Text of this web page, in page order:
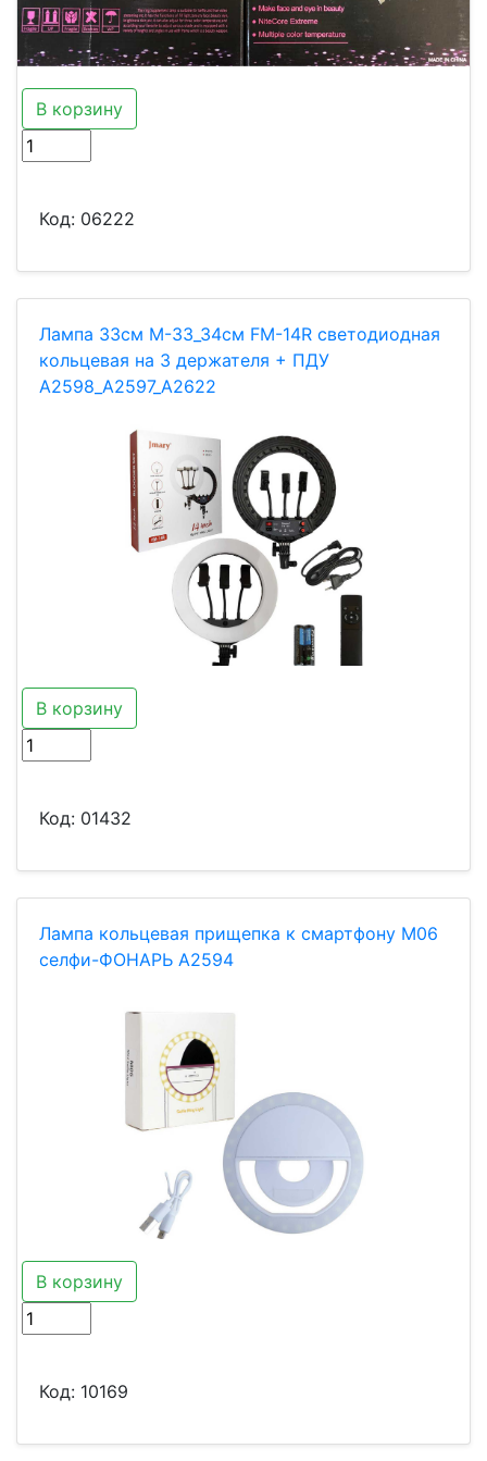
В корзину
Код: 06222
Лампа 33см M-33_34см FM-14R светодиодная
кольцевая на 3 держателя + ПДУ
A2598_A2597_A2622
В корзину
Код: 01432
Лампа кольцевая прищепка к смартфону M06
селфи-ФОНАРЬ A2594
В корзину
Код: 10169